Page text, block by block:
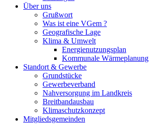
Über uns
Grußwort
Was ist eine VGem ?
Geografische Lage
Klima & Umwelt
Energienutzungsplan
Kommunale Wärmeplanung
Standort & Gewerbe
Grundstücke
Gewerbeverband
Nahversorgung im Landkreis
Breitbandausbau
Klimaschutzkonzept
Mitgliedsgemeinden